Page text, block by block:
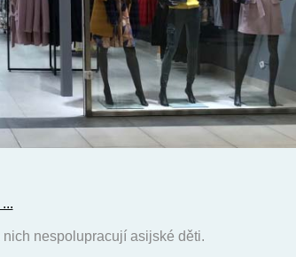
nespolupracují asijské děti.